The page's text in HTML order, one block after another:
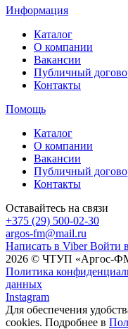
Информация
Каталог
О компании
Вакансии
Публичный
Контакты
Помощь
Каталог
О компании
Вакансии
Публичный
Контакты
Оставайтесь на связи
+375 (29) 500-02-30
argos-fm@mail.ru
Написать в Viber Войти
2026 © ЧТУП «Аргос-
Политика
данных
Instagram
Для обеспечения
cookies. Подробнее в